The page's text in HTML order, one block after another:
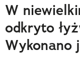
Trendbook
Polecane
W
odkryto
Wykonano